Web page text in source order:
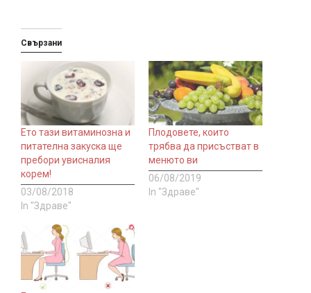
Свързани
Ето тази витаминозна и
питателна закуска ще
пребори увисналия
корем!
03/08/2018
In "Здраве"
Плодовете, които
трябва да присъстват в
менюто ви
06/08/2019
In "Здраве"